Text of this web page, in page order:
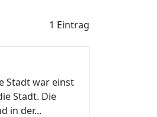
1 Eintrag
Stadt war einst
Stadt. Die
in der...